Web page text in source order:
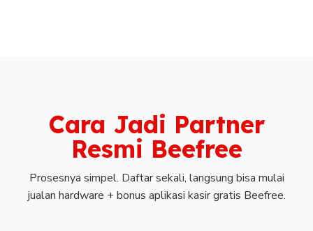
Cara Jadi Partner
Resmi Beefree
Prosesnya simpel. Daftar sekali, langsung bisa mulai
jualan hardware + bonus aplikasi kasir gratis Beefree.